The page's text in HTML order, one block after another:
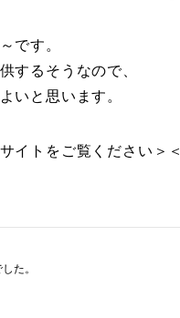
です。
するそうなので、
いと思います。
イトをご覧ください＞＜